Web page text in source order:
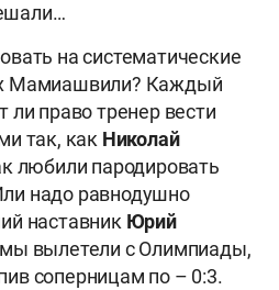
на систематические
Мамиашвили? Каждый
право тренер вести
так, как Николай
любили пародировать
надо равнодушно
наставник Юрий
вылетели с Олимпиады,
соперницам по – 0:3.